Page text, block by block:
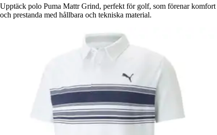
Upptäck polo Puma Mattr Grind, perfekt för golf, som förenar komfort
och prestanda med hållbara och tekniska material.